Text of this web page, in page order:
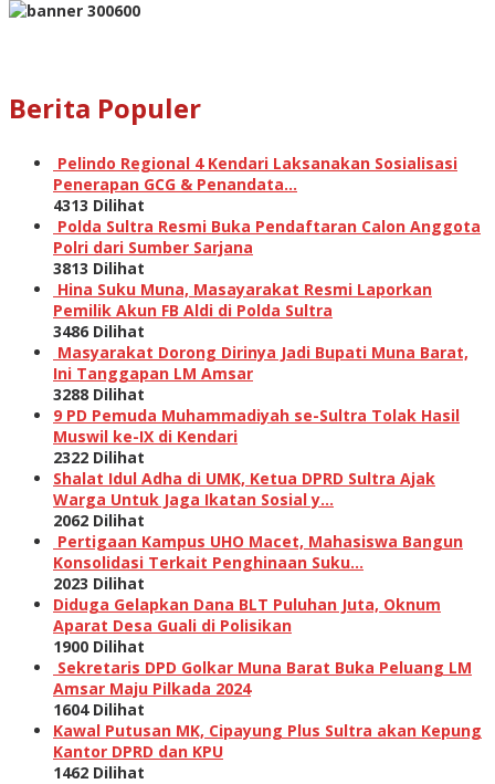
Berita Populer
Pelindo Regional 4 Kendari Laksanakan Sosialisasi
Penerapan GCG & Penandata…
4313 Dilihat
Polda Sultra Resmi Buka Pendaftaran Calon Anggota
Polri dari Sumber Sarjana
3813 Dilihat
Hina Suku Muna, Masayarakat Resmi Laporkan
Pemilik Akun FB Aldi di Polda Sultra
3486 Dilihat
Masyarakat Dorong Dirinya Jadi Bupati Muna Barat,
Ini Tanggapan LM Amsar
3288 Dilihat
9 PD Pemuda Muhammadiyah se-Sultra Tolak Hasil
Muswil ke-IX di Kendari
2322 Dilihat
Shalat Idul Adha di UMK, Ketua DPRD Sultra Ajak
Warga Untuk Jaga Ikatan Sosial y…
2062 Dilihat
Pertigaan Kampus UHO Macet, Mahasiswa Bangun
Konsolidasi Terkait Penghinaan Suku…
2023 Dilihat
Diduga Gelapkan Dana BLT Puluhan Juta, Oknum
Aparat Desa Guali di Polisikan
1900 Dilihat
Sekretaris DPD Golkar Muna Barat Buka Peluang LM
Amsar Maju Pilkada 2024
1604 Dilihat
Kawal Putusan MK, Cipayung Plus Sultra akan Kepung
Kantor DPRD dan KPU
1462 Dilihat